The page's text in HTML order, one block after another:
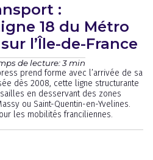
:
18 du Métro
l’Île-de-France
de lecture: 3 min
prend forme avec l’arrivée de sa
dès 2008, cette ligne structurante
en desservant des zones
ou Saint-Quentin-en-Yvelines.
les mobilités franciliennes.